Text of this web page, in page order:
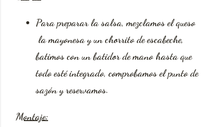
Para preparar la salsa, mezclamos el queso
la mayonesa y un chorrito de escabeche,
batimos con un batidor de mano hasta que
todo esté integrado, comprobamos el punto de
sazón y reservamos.
Montaje: